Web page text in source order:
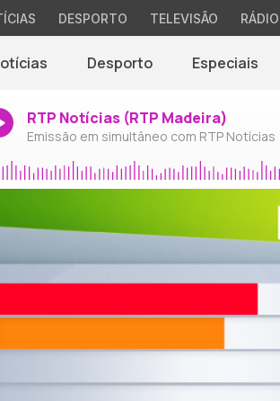
DESPORTO TELEVISÃO RÁDIO
Desporto Especiais
RTP Notícias (RTP Madeira)
Emissão em simultâneo com RTP Notícias